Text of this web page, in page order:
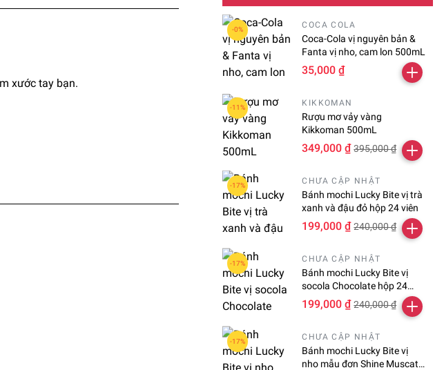
xước tay bạn.
COCA COLA
Coca-Cola vị nguyên bản &
Fanta vị nho, cam lon 500mL
35,000 ₫
KIKKOMAN
Rượu mơ vảy vàng
Kikkoman 500mL
349,000 ₫ 395,000 ₫
CHƯA CẬP NHẬT
Bánh mochi Lucky Bite vị trà
xanh và đậu đỏ hộp 24 viên
199,000 ₫ 240,000 ₫
CHƯA CẬP NHẬT
Bánh mochi Lucky Bite vị
socola Chocolate hộp 24
viên
199,000 ₫ 240,000 ₫
CHƯA CẬP NHẬT
Bánh mochi Lucky Bite vị
nho mẫu đơn Shine Muscat